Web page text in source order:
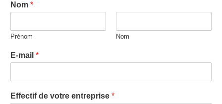
Nom *
Prénom Nom
E-mail *
Effectif de votre entreprise *